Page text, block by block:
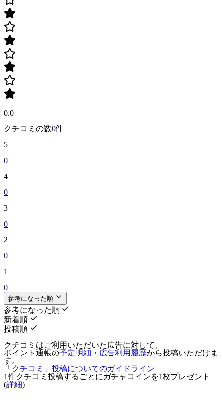
0.0
クチコミの数0件
5
0
4
0
3
0
2
0
1
0
参考になった順
参考になった順
新着順
投稿順
クチコミはご利用いただいた広告に対して、
ポイント通帳の予定明細 ・ 広告利用履歴から投稿いただけま
す。
「クチコミ」投稿についてのガイドライン
1件クチコミ投稿するごとに ガチャコインを1枚プレゼント
(詳細)